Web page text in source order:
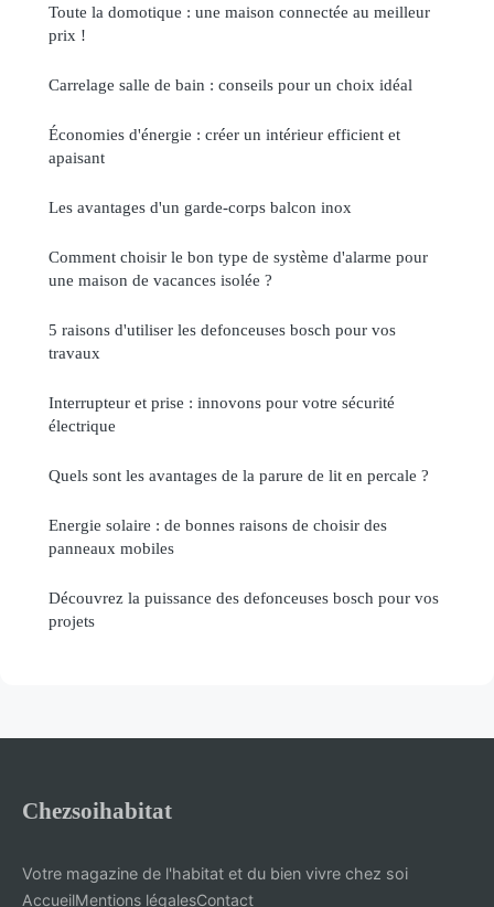
Toute la domotique : une maison connectée au meilleur
prix !
Carrelage salle de bain : conseils pour un choix idéal
Économies d'énergie : créer un intérieur efficient et
apaisant
Les avantages d'un garde-corps balcon inox
Comment choisir le bon type de système d'alarme pour
une maison de vacances isolée ?
5 raisons d'utiliser les defonceuses bosch pour vos
travaux
Interrupteur et prise : innovons pour votre sécurité
électrique
Quels sont les avantages de la parure de lit en percale ?
Energie solaire : de bonnes raisons de choisir des
panneaux mobiles
Découvrez la puissance des defonceuses bosch pour vos
projets
Chezsoihabitat
Votre magazine de l'habitat et du bien vivre chez soi
AccueilMentions légalesContact